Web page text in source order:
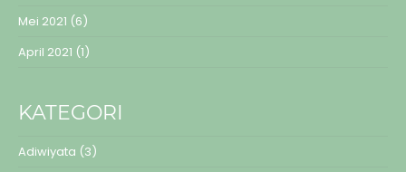
Mei 2021 (6)
April 2021 (1)
KATEGORI
Adiwiyata (3)